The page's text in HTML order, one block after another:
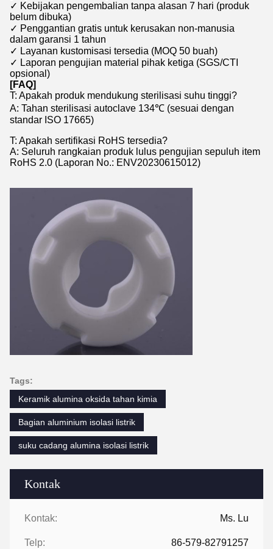
Kontak
Kontak: Ms. Lu
Telp: 86-579-82791257
✓ Kebijakan pengembalian tanpa alasan 7 hari (produk
belum dibuka)
✓ Penggantian gratis untuk kerusakan non-manusia
dalam garansi 1 tahun
✓ Layanan kustomisasi tersedia (MOQ 50 buah)
✓ Laporan pengujian material pihak ketiga (SGS/CTI
opsional)
[FAQ]
T: Apakah produk mendukung sterilisasi suhu tinggi?
A: Tahan sterilisasi autoclave 134℃ (sesuai dengan
standar ISO 17665)
T: Apakah sertifikasi RoHS tersedia?
A: Seluruh rangkaian produk lulus pengujian sepuluh item
RoHS 2.0 (Laporan No.: ENV20230615012)
Tags:
Keramik alumina oksida tahan kimia
Bagian aluminium isolasi listrik
suku cadang alumina isolasi listrik